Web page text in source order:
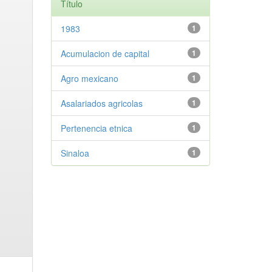
Título
1
1983
1
Acumulacion de capital
1
Agro mexicano
1
Asalariados agricolas
1
Pertenencia etnica
1
Sinaloa